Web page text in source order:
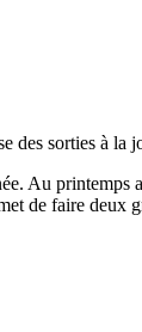
sorties à la
Au printemps
de faire deux